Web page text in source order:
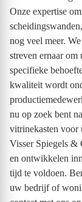
Onze expertise
nog veel meer.
streven ernaar om
specifieke
kwaliteit wordt
nu op zoek bent
vitrinekasten voor
Visser Spiegels &
en ontwikkelen
tijd te voldoen.
uw bedrijf of